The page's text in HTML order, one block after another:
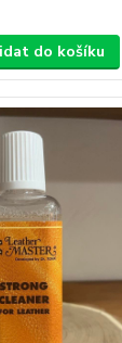
do košíku